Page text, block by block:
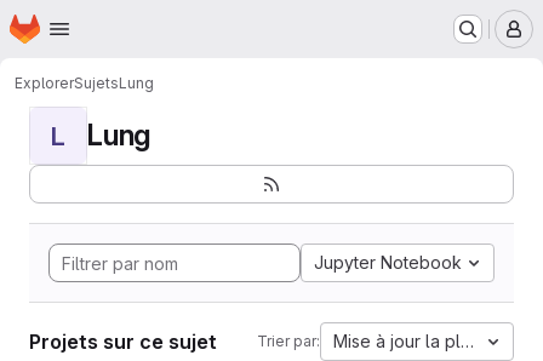
Passer au contenu principal
Page d'accueil
ExplorerSujetsLung
L Lung
Jupyter Notebook
Projets sur ce sujet Trier par: Mise à jour la plus